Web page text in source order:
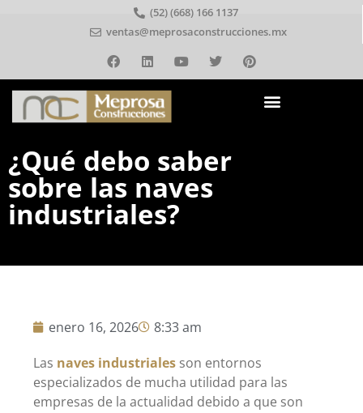
(52) (668) 166 1137
ventas@meprosaconstrucciones.mx
¿Qué debo saber
sobre las naves
industriales?
enero 16, 2026
8:33 am
Las naves industriales son entornos
especializados de mucha utilidad para las
empresas de la actualidad debido a que son